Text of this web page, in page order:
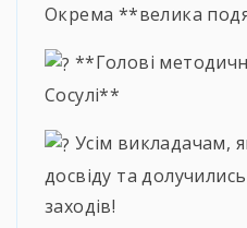
Окрема **велика
**Голові
Сосулі**
Усім викладачам,
досвіду та
заходів!